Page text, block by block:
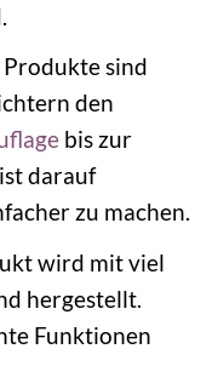
Produkte sind
den
bis zur
darauf
zu machen.
wird mit viel
hergestellt.
Funktionen